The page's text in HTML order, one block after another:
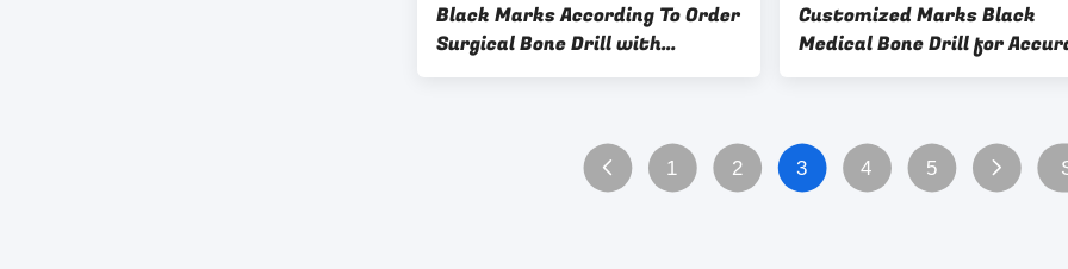
Black Marks According To Order
Surgical Bone Drill with
Charger Accessory
Customized Marks Black
Medical Bone Drill for
and Smooth Bone Drilling
1 2 3 4 5